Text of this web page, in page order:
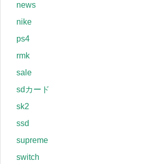
news
nike
ps4
rmk
sale
sdカード
sk2
ssd
supreme
switch